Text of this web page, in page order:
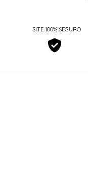
SITE 100% SEGURO